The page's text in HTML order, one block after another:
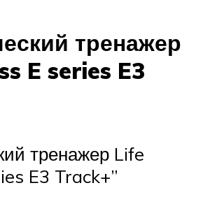
тренажер
E series E3
тренажер Life
E3 Track+”